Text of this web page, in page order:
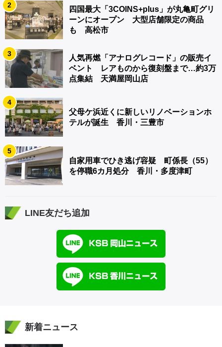
2
四国最大「3COINS+plus」が丸亀町グリ
ーンにオープン 大型店舗限定の商品
も 高松市
3
人気再燃「アナログレコード」の販売イ
ベント レアものから復刻盤まで…約3万
点集結 天満屋岡山店
4
父母ケ浜近くに新しいリノベーションホ
テルが誕生 香川・三豊市
5
自家用車でひき逃げ容疑 町係長（55）
を停職6カ月処分 香川・多度津町
LINE友だち追加
新着ニュース